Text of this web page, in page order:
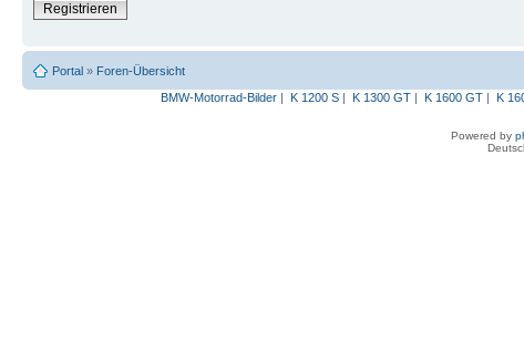
Registrieren
Portal » Foren-Übersicht
BMW-Motorrad-Bilder| K 1200 S| K 1300 GT| K 1600 GT| K
Powered by